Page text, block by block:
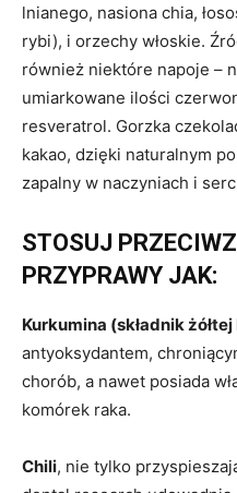
lnianego, nasiona chia,
rybi), i orzechy włoskie.
również niektóre napoje –
umiarkowane ilości
resveratrol. Gorzka
kakao, dzięki naturalnym
zapalny w naczyniach i
STOSUJ
PRZYPRAWY JAK:
Kurkumina (składnik
antyoksydantem,
chorób, a nawet posiada
komórek raka.
Chili, nie tylko